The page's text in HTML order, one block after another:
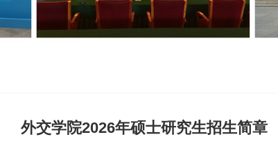
外交学院2026年硕士研究生招生简章